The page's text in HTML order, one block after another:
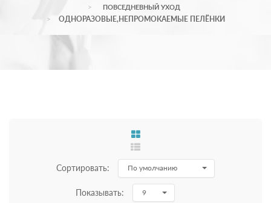
ПОВСЕДНЕВНЫЙ УХОД
ОДНОРАЗОВЫЕ,НЕПРОМОКАЕМЫЕ ПЕЛЁНКИ
Сортировать: По умолчанию
Показывать: 9